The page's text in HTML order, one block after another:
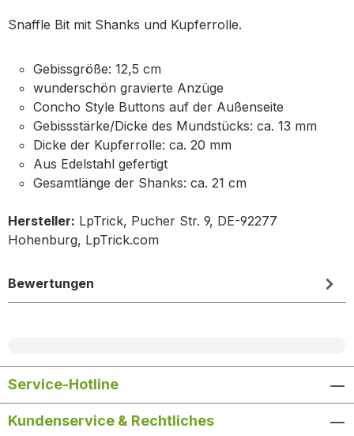
Snaffle Bit mit Shanks und Kupferrolle.
Gebissgröße: 12,5 cm
wunderschön gravierte Anzüge
Concho Style Buttons auf der Außenseite
Gebissstärke/Dicke des Mundstücks: ca. 13 mm
Dicke der Kupferrolle: ca. 20 mm
Aus Edelstahl gefertigt
Gesamtlänge der Shanks: ca. 21 cm
Hersteller: LpTrick, Pucher Str. 9, DE-92277
Hohenburg, LpTrick.com
Bewertungen
Service-Hotline
Kundenservice & Rechtliches